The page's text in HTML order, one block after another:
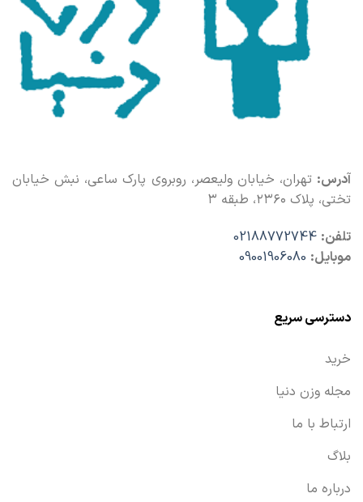
آدرس: تهران، خیابان ولیعصر، روبروی پارک ساعی، نبش خیابان
تختی، پلاک ۲۳۶۰، طبقه ۳
تلفن: 02188772744
موبایل: 09001906080
دسترسی سریع
خرید
مجله وزن دنیا
ارتباط با ما
بلاگ
درباره ما